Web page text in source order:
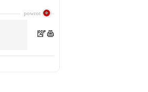
powrot